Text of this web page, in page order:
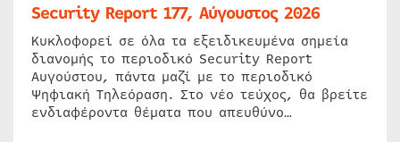
Security Report 177, Αύγουστος 2026
Κυκλοφορεί σε όλα τα εξειδικευμένα σημεία
διανομής το περιοδικό Security Report
Αυγούστου, πάντα μαζί με το περιοδικό
Ψηφιακή Τηλεόραση. Στο νέο τεύχος, θα βρείτε
ενδιαφέροντα θέματα που απευθύνο…